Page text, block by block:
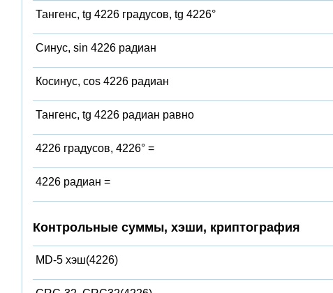
Тангенс, tg 4226 градусов, tg 4226°
Синус, sin 4226 радиан
Косинус, cos 4226 радиан
Тангенс, tg 4226 радиан равно
4226 градусов, 4226° =
4226 радиан =
Контрольные суммы, хэши, криптография
MD-5 хэш(4226)